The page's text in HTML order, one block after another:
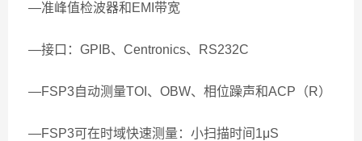
—准峰值检波器和EMI带宽
—接口：GPIB、Centronics、RS232C
—FSP3自动测量TOI、OBW、相位躁声和ACP（R）
—FSP3可在时域快速测量：小扫描时间1μS